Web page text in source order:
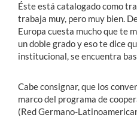
Éste está catalogado como
trabaja muy, pero muy bien.
Europa cuesta mucho que te
un doble grado y eso te dice
institucional, se encuentra
Cabe consignar, que los
marco del programa de
(Red Germano-